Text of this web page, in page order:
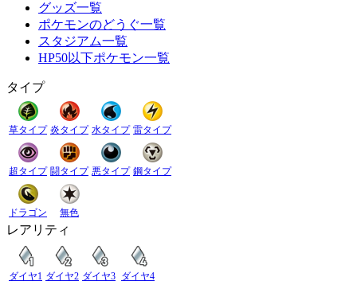
グッズ一覧
ポケモンのどうぐ一覧
スタジアム一覧
HP50以下ポケモン一覧
タイプ
草タイプ 炎タイプ 水タイプ 雷タイプ
超タイプ 闘タイプ 悪タイプ 鋼タイプ
ドラゴン 無色
レアリティ
ダイヤ1 ダイヤ2 ダイヤ3 ダイヤ4